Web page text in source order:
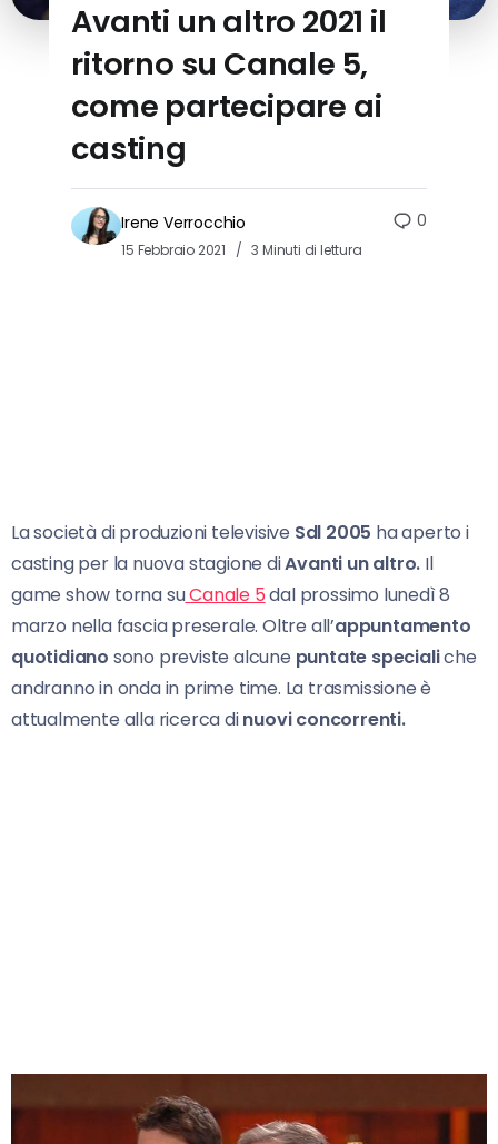
Avanti un altro 2021 il
ritorno su Canale 5,
come partecipare ai
casting
Irene Verrocchio
15 Febbraio 2021 3 Minuti di lettura
0
La società di produzioni televisive Sdl 2005 ha aperto i
casting per la nuova stagione diAvanti un altro. Il
game show torna suCanale 5dal prossimo lunedì 8
marzo nella fascia preserale. Oltre all’appuntamento
quotidiano sono previste alcune puntate specialiche
andranno in onda in prime time. La trasmissione è
attualmente alla ricerca dinuovi concorrenti.